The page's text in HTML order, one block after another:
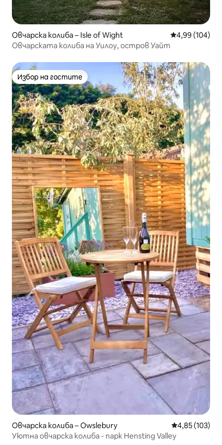
Овчарска колиба – Isle of Wight Средна
4,99 (104)
Овчарската колиба на Уилоу, остров Уайт
Избор на гостите
Избор на гостите
Овчарска колиба – Owslebury Средна
4,85 (103)
Уютна овчарска колиба - парк Hensting Valley